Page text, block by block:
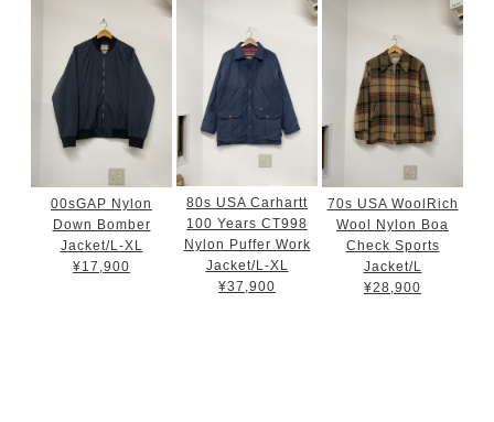
00sGAP Nylon
Down Bomber
Jacket/L-XL
¥17,900
80s USA Carhartt
100 Years CT998
Nylon Puffer Work
Jacket/L-XL
¥37,900
70s USA WoolRich
Wool Nylon Boa
Check Sports
Jacket/L
¥28,900